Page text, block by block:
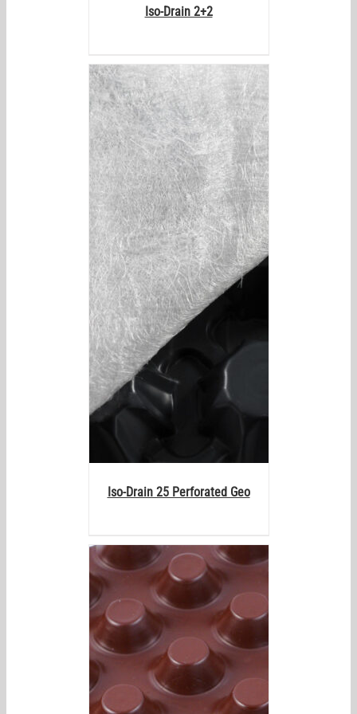
Iso-Drain 2+2
Iso-Drain 25 Perforated Geo